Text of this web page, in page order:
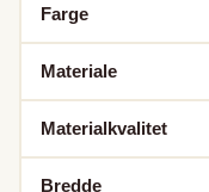
Farge
Materiale
Materialkvalitet
Bredde